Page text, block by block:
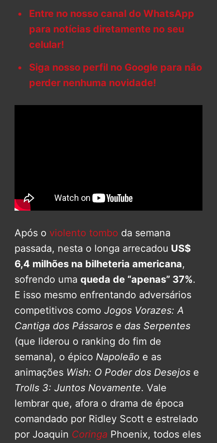
Entre no nosso canal do WhatsApp
para notícias diretamente no seu
celular!
Siga nosso perfil no Google para não
perder nenhuma novidade!
Após o violento tombo da semana
passada, nesta o longa arrecadou US$
6,4 milhões na bilheteria americana,
sofrendo uma queda de “apenas” 37%.
E isso mesmo enfrentando adversários
competitivos como Jogos Vorazes: A
Cantiga dos Pássaros e das Serpentes
(que liderou o ranking do fim de
semana), o épico Napoleão e as
animações Wish: O Poder dos Desejos e
Trolls 3: Juntos Novamente. Vale
lembrar que, afora o drama de época
comandado por Ridley Scott e estrelado
por Joaquin Coringa Phoenix, todos eles